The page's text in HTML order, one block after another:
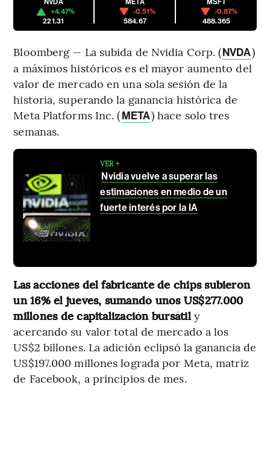
NVDA
+4.47%
221.31
META
-0.51%
584.67
MSFT
-0.87%
488.365
Bloomberg — La subida de Nvidia Corp. (NVDA)
a máximos históricos es el mayor aumento del
valor de mercado en una sola sesión de la
historia, superando la ganancia histórica de
Meta Platforms Inc. (META) hace solo tres
semanas.
VER +
Nvidia vuelve a superar las
estimaciones en medio de un
fuerte interés por la IA
Las acciones del fabricante de chips subieron
un 16% el jueves, sumando unos US$277.000
millones de capitalización bursátily
acercando su valor total de mercado a los
US$2 billones. La adición eclipsó la ganancia de
US$197.000 millones lograda por Meta, matriz
de Facebook, a principios de mes.